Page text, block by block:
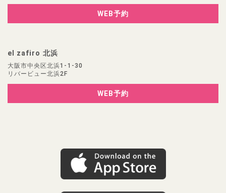
WEB予約
el zafiro 北浜
大阪市中央区北浜1-1-30
リバービュー北浜2F
WEB予約